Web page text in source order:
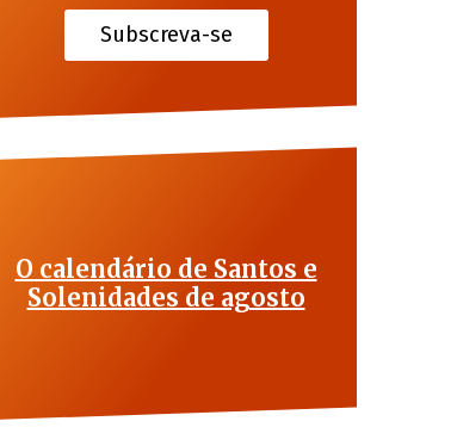
Subscreva-se
O calendário de Santos e
Solenidades de agosto